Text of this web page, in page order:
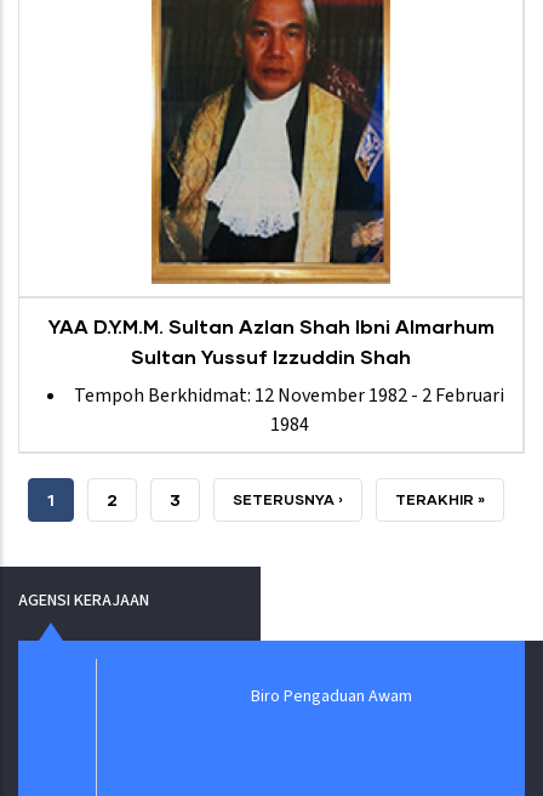
YAA D.Y.M.M. Sultan Azlan Shah Ibni Almarhum
Sultan Yussuf Izzuddin Shah
Tempoh Berkhidmat: 12 November 1982 - 2 Februari
1984
CURRENT
1 PAGE
2 PAGE
3 NEXT
SETERUSNYA › LAST
TERAKHIR »
AGENSI KERAJAAN